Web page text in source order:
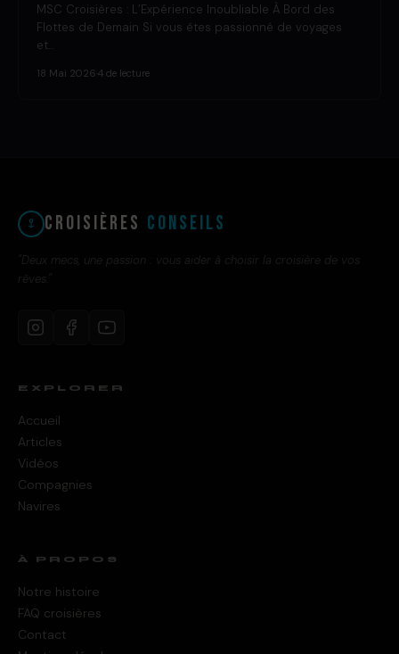
MSC Croisières : L’Expérience Inoubliable À Bord des
Flottes de Demain Si vous êtes passionné de voyages
et…
18 Mai 2026 4 de lecture
Croisières Conseils
"Deux mecs, une passion : vous aider à choisir la croisière de vos
rêves."
EXPLORER
Accueil
Articles
Vidéos
Compagnies
Navires
À PROPOS
Notre histoire
FAQ croisières
Contact